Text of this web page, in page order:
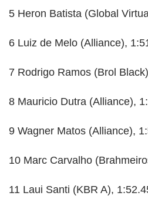
5 Heron Batista (Global
6 Luiz de Melo (Alliance),
7 Rodrigo Ramos (Brol
8 Mauricio Dutra (Alliance),
9 Wagner Matos (Alliance),
10 Marc Carvalho
11 Laui Santi (KBR A),